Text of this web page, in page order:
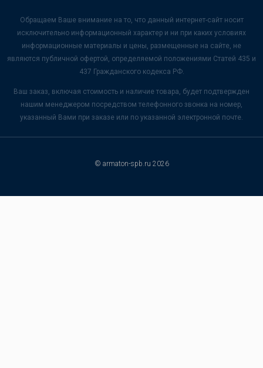
Обращаем Ваше внимание на то, что данный интернет-сайт носит
исключительно информационный характер и ни при каких условиях
информационные материалы и цены, размещенные на сайте, не
являются публичной офертой, определяемой положениями Статей 435 и
437 Гражданского кодекса РФ.
Ваш заказ, включая стоимость и наличие товара, будет подтвержден
нашим менеджером посредством телефонного звонка на номер,
указанный Вами при заказе или по указанной электронной почте.
© armaton-spb.ru 2026